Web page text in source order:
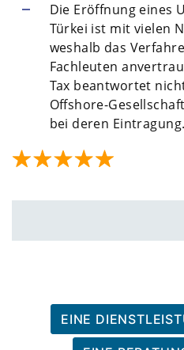
Die Eröffnung eines
Türkei ist mit vielen
weshalb das
Fachleuten
Tax beantwortet
Offshore-
bei deren Eintragung.
EINE